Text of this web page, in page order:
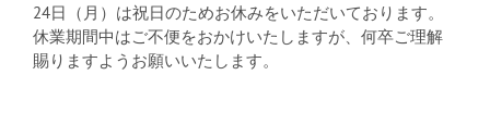
24日（月）は祝日のためお休みをいただいております。
休業期間中はご不便をおかけいたしますが、何卒ご理解
賜りますようお願いいたします。